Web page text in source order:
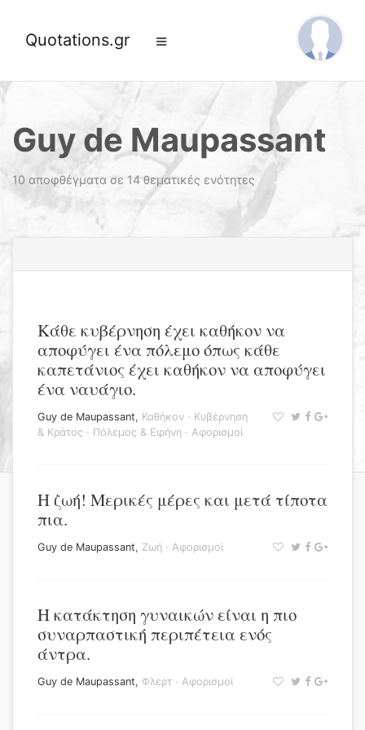
Quotations.gr
Guy de Maupassant
10 αποφθέγματα σε 14 θεματικές ενότητες
Κάθε κυβέρνηση έχει καθήκον να
αποφύγει ένα πόλεμο όπως κάθε
καπετάνιος έχει καθήκον να αποφύγει
ένα ναυάγιο.
Guy de Maupassant, Καθήκον · Κυβέρνηση
& Κράτος · Πόλεμος & Ειρήνη · Αφορισμοί
Η ζωή! Μερικές μέρες και μετά τίποτα
πια.
Guy de Maupassant, Ζωή · Αφορισμοί
Η κατάκτηση γυναικών είναι η πιο
συναρπαστική περιπέτεια ενός
άντρα.
Guy de Maupassant, Φλερτ · Αφορισμοί